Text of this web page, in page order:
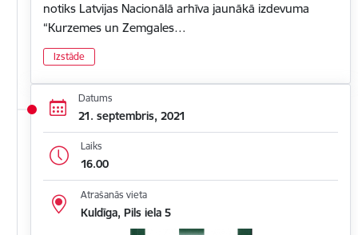
notiks Latvijas Nacionālā arhīva jaunākā izdevuma
“Kurzemes un Zemgales…
Izstāde
Datums
21. septembris, 2021
Laiks
16.00
Atrašanās vieta
Kuldīga, Pils iela 5